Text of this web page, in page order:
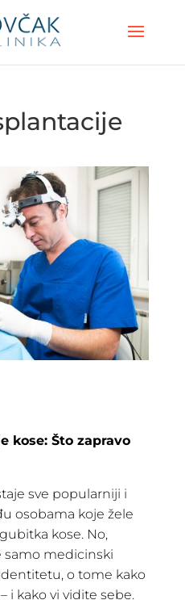
kose: Što zapravo
sve popularniji i
osobama koje žele
kose. No,
samo medicinski
o tome kako
i kako vi vidite sebe.